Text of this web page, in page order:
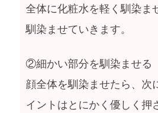
全体に化粧水を軽く馴染ま
馴染ませていきます。
②細かい部分を馴染ませる
顔全体を馴染ませたら、次
イントはとにかく優しく押